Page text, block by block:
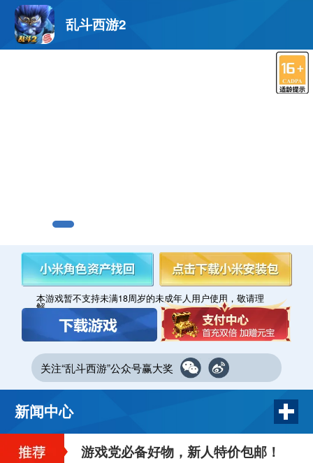
乱斗西游2
本游戏暂不支持未满18周岁的未成年人用户使用，敬请理
解。
关注“乱斗西游”公众号赢大奖
新闻中心
游戏党必备好物，新人特价包邮！